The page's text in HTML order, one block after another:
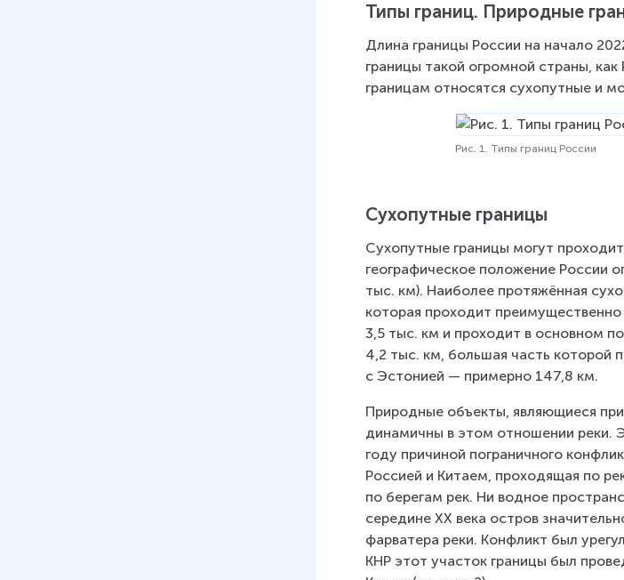
Типы границ. Природные
Длина границы России на начало
границы такой огромной страны,
границам относятся сухопутные и
Рис. 1. Типы границ России
Сухопутные границы
Сухопутные границы могут
географическое положение России
тыс. км). Наиболее протяжённая
которая проходит
3,5 тыс. км и проходит в основном
4,2 тыс. км, большая часть которой
с Эстонией — примерно 147,8 км.
Природные объекты, являющиеся
динамичны в этом отношении реки.
году причиной пограничного
Россией и Китаем, проходящая по
по берегам рек. Ни водное
середине XX века остров
фарватера реки. Конфликт был
КНР этот участок границы был